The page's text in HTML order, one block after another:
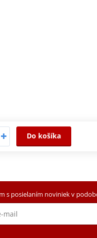
Do košíka
s posielaním noviniek v